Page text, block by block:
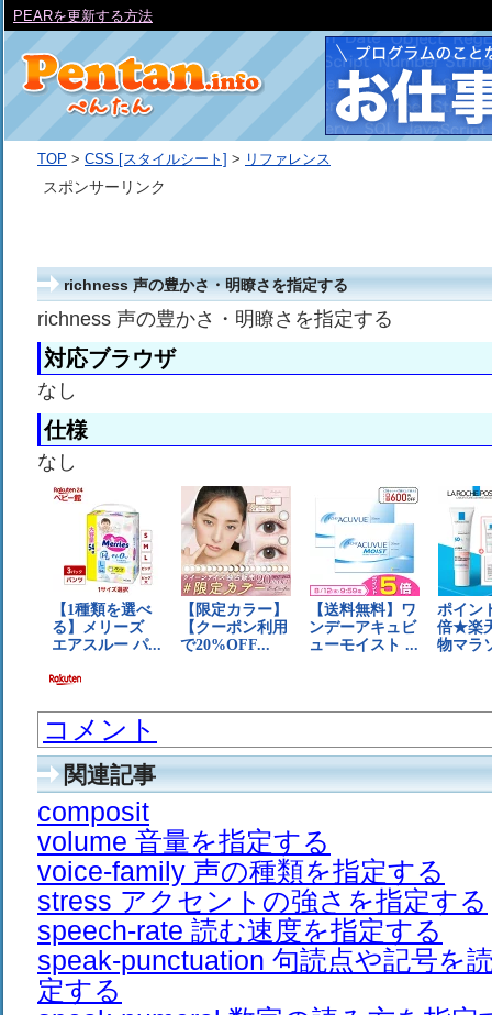
TOP > CSS [スタイルシート] > リファレンス
richness 声の豊かさ・明瞭さを指定する
richness 声の豊かさ・明瞭さを指定する
対応ブラウザ
なし
仕様
なし
コメント
関連記事
composit
volume 音量を指定する
voice-family 声の種類を指定する
stress アクセントの強さを指定する
speech-rate 読む速度を指定する
speak-punctuation 句読点や記号を
定する
スポンサーリンク
PEARを更新する方法